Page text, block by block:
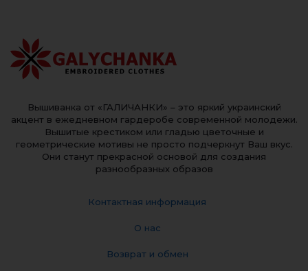
Вышиванка от «ГАЛИЧАНКИ» – это яркий украинский
акцент в ежедневном гардеробе современной молодежи.
Вышитые крестиком или гладью цветочные и
геометрические мотивы не просто подчеркнут Ваш вкус.
Они станут прекрасной основой для создания
разнообразных образов
Контактная информация
О нас
Возврат и обмен